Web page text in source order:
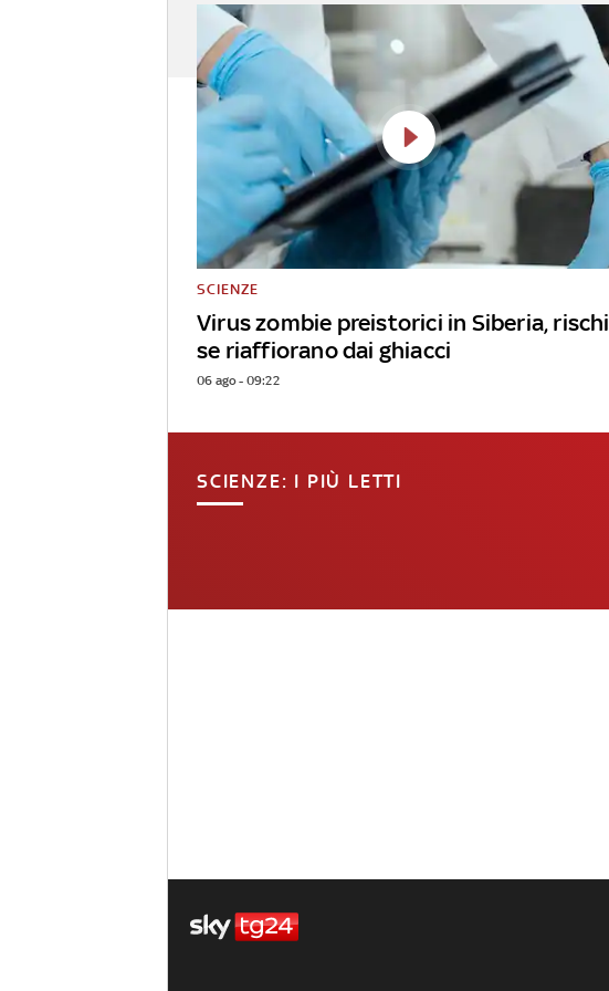
Virus zombie preistorici in Siberia, rischi
se riaffiorano dai ghiacci
SCIENZE
06 ago - 09:22
SCIENZE: I PIÙ LETTI